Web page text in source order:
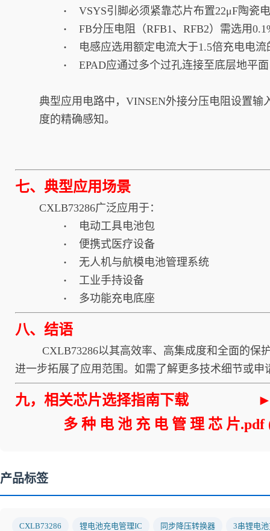
· VSYS引脚必须紧靠芯片布置22μF陶瓷
· FB分压电阻（RFB1、RFB2）需选用
· 电感应选用额定电流大于1.5倍充电电
· EPAD应通过多个过孔连接至底层地平
典型应用电路中，VINSEN外接分压电阻设置
度的精确感知。
七、典型应用场景
CXLB73286广泛应用于：
· 电动工具电池包
· 便携式医疗设备
· 无人机与航模电池管理系统
· 工业手持设备
· 多功能充电底座
八、结语
CXLB73286以其高效率、高集成度和全面的保护
进一步拓展了应用范围。如需了解更多技术细节或申
九，相关芯片选择指南下载
多 种 电 池 充 电 管 理 芯 片.pdf
产品标签
CXLB73286 锂电池充电管理IC 同步降压转换器 3串锂电